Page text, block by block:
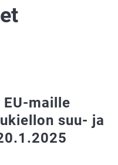
maille
suu- ja